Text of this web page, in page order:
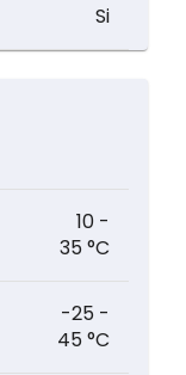
Si
10 -
35 °C
-25 -
45 °C